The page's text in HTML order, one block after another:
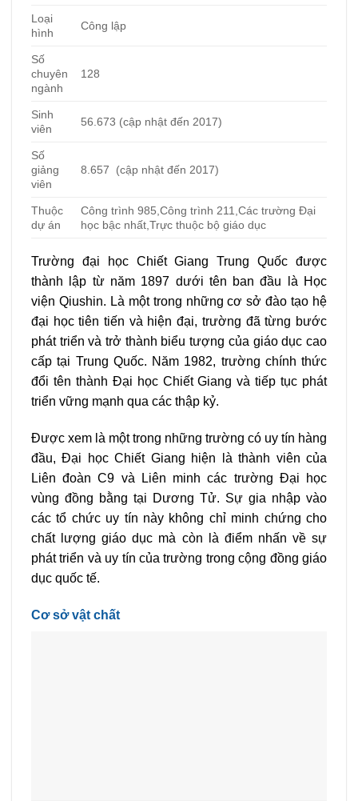
Loại
hình
Công lập
Số
chuyên
ngành
128
Sinh
viên
56.673 (cập nhật đến 2017)
Số
giảng
viên
8.657 (cập nhật đến 2017)
Thuộc
dự án
Công trình 985,Công trình 211,Các trường Đại
học bậc nhất,Trực thuộc bộ giáo dục
Trường đại học Chiết Giang Trung Quốc được
thành lập từ năm 1897 dưới tên ban đầu là Học
viện Qiushin. Là một trong những cơ sở đào tạo hệ
đại học tiên tiến và hiện đại, trường đã từng bước
phát triển và trở thành biểu tượng của giáo dục cao
cấp tại Trung Quốc. Năm 1982, trường chính thức
đổi tên thành Đại học Chiết Giang và tiếp tục phát
triển vững mạnh qua các thập kỷ.
Được xem là một trong những trường có uy tín hàng
đầu, Đại học Chiết Giang hiện là thành viên của
Liên đoàn C9 và Liên minh các trường Đại học
vùng đồng bằng tại Dương Tử. Sự gia nhập vào
các tổ chức uy tín này không chỉ minh chứng cho
chất lượng giáo dục mà còn là điểm nhấn về sự
phát triển và uy tín của trường trong cộng đồng giáo
dục quốc tế.
Cơ sở vật chất